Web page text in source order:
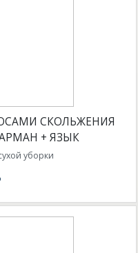
СКОЛЬЖЕНИЯ
+ ЯЗЫК
уборки